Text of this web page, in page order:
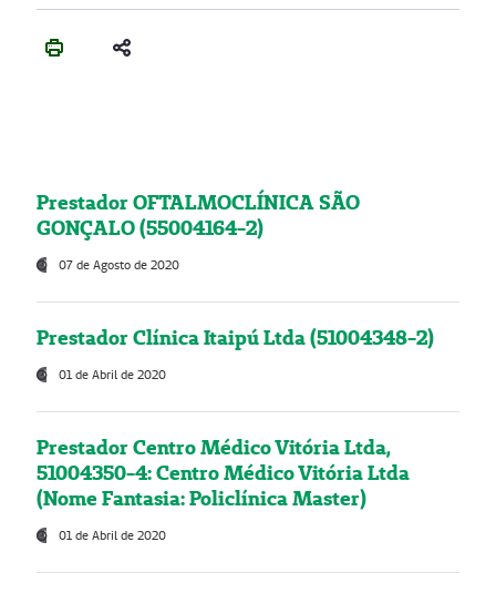
Prestador OFTALMOCLÍNICA SÃO
GONÇALO (55004164-2)
07 de Agosto de 2020
Prestador Clínica Itaipú Ltda (51004348-2)
01 de Abril de 2020
Prestador Centro Médico Vitória Ltda,
51004350-4: Centro Médico Vitória Ltda
(Nome Fantasia: Policlínica Master)
01 de Abril de 2020